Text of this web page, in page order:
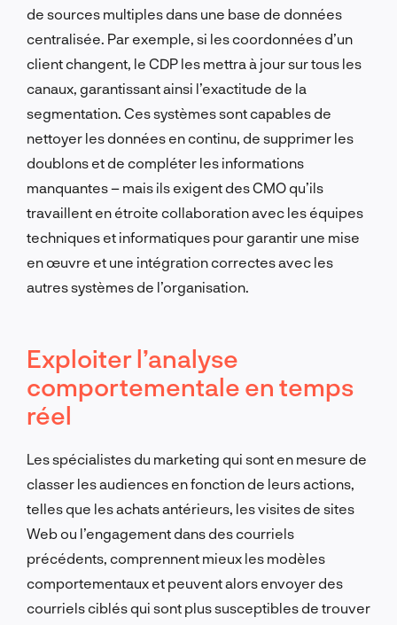
de sources multiples dans une base de données
centralisée. Par exemple, si les coordonnées d’un
client changent, le CDP les mettra à jour sur tous les
canaux, garantissant ainsi l’exactitude de la
segmentation. Ces systèmes sont capables de
nettoyer les données en continu, de supprimer les
doublons et de compléter les informations
manquantes – mais ils exigent des CMO qu’ils
travaillent en étroite collaboration avec les équipes
techniques et informatiques pour garantir une mise
en œuvre et une intégration correctes avec les
autres systèmes de l’organisation.
Exploiter l’analyse
comportementale en temps
réel
Les spécialistes du marketing qui sont en mesure de
classer les audiences en fonction de leurs actions,
telles que les achats antérieurs, les visites de sites
Web ou l’engagement dans des courriels
précédents, comprennent mieux les modèles
comportementaux et peuvent alors envoyer des
courriels ciblés qui sont plus susceptibles de trouver